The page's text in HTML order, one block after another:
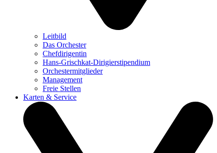
Leitbild
Das Orchester
Chefdirigentin
Hans-Grischkat-Dirigierstipendium
Orchestermitglieder
Management
Freie Stellen
Karten & Service